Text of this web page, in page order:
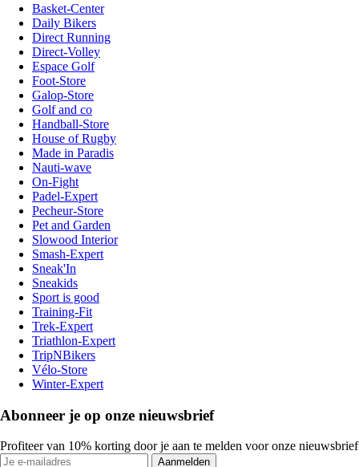
Basket-Center
Daily Bikers
Direct Running
Direct-Volley
Espace Golf
Foot-Store
Galop-Store
Golf and co
Handball-Store
House of Rugby
Made in Paradis
Nauti-wave
On-Fight
Padel-Expert
Pecheur-Store
Pet and Garden
Slowood Interior
Smash-Expert
Sneak'In
Sneakids
Sport is good
Training-Fit
Trek-Expert
Triathlon-Expert
TripNBikers
Vélo-Store
Winter-Expert
Abonneer je op onze nieuwsbrief
Profiteer van 10% korting door je aan te melden voor onze nieuwsbrief
Aanmelden